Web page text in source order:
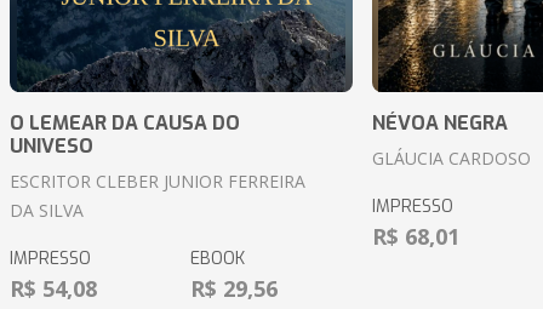
O LEMEAR DA CAUSA DO
UNIVESO
ESCRITOR CLEBER JUNIOR FERREIRA
DA SILVA
IMPRESSO
R$ 54,08
EBOOK
R$ 29,56
NÉVOA NEGRA
GLÁUCIA CARDOSO
IMPRESSO
R$ 68,01